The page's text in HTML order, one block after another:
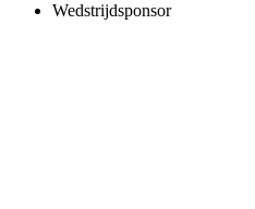
Wedstrijdsponsor